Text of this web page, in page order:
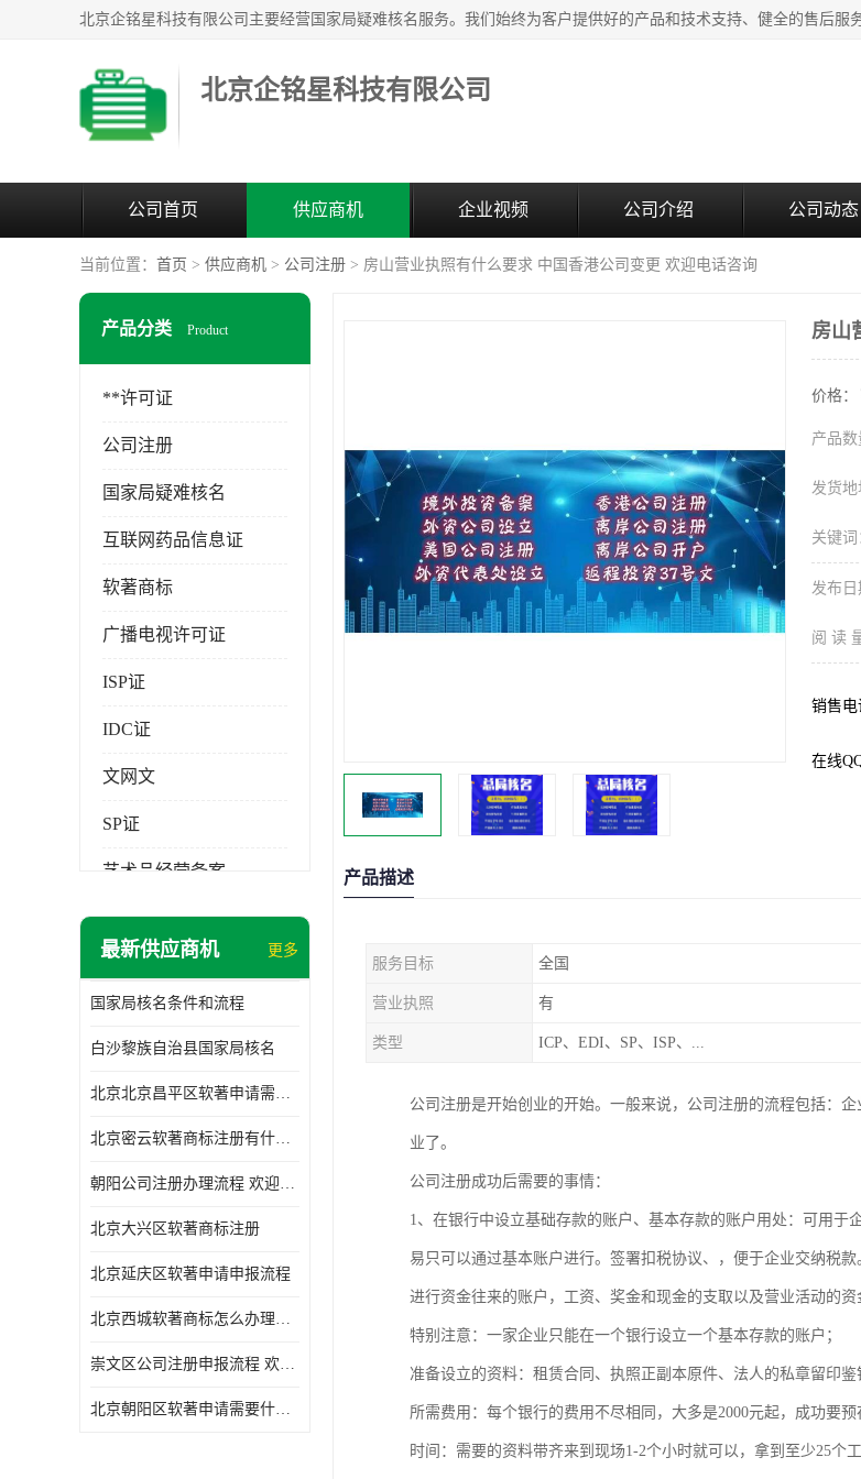
北京企铭星科技有限公司
公司首页 供应商机 企业视频 公司介绍 公司动态
当前位置： 首页 > 供应商机 > 公司注册 > 房山营业执照有什么要求 中国香港公司变更 欢迎电话咨询
产品分类 Product
**许可证
公司注册
国家局疑难核名
互联网药品信息证
软著商标
广播电视许可证
ISP证
IDC证
文网文
SP证
艺术品经营备案
最新供应商机 更多
国家局核名条件和流程
白沙黎族自治县国家局核名
北京北京昌平区软著申请需要什么条件 软件著作权 欢迎电话咨询
北京密云软著商标注册有什么要求 软件著作权 欢迎电话咨询
朝阳公司注册办理流程 欢迎电话咨询
北京大兴区软著商标注册
北京延庆区软著申请申报流程
北京西城软著商标怎么办理流程 欢迎电话咨询
崇文区公司注册申报流程 欢迎电话咨询
北京朝阳区软著申请需要什么条件 欢迎电话咨询
房山
价格：
产品数
发货地
关键词
发布日
阅 读
销售电
在线QQ
产品描述
服务目标 全国
营业执照 有
类型 ICP、EDI、SP、ISP、...
公司注册是开始创业的开始。一般来说，公司注册的流程包括
业了。
公司注册成功后需要的事情：
1、在银行中设立基础存款的账户、基本存款的账户用处：可用
易只可以通过基本账户进行。签署扣税协议、，便于企业交纳税
进行资金往来的账户，工资、奖金和现金的支取以及营业活动的
特别注意：一家企业只能在一个银行设立一个基本存款的账户；
准备设立的资料：租赁合同、执照正副本原件、法人的私章留
所需费用：每个银行的费用不尽相同，大多是2000元起，成功要
时间：需要的资料带齐来到现场1-2个小时就可以，拿到至少25